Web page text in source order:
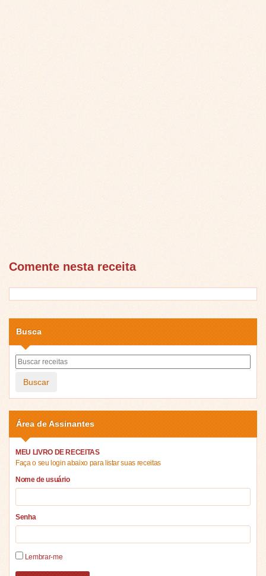
Comente nesta receita
Busca
Buscar
Área de Assinantes
MEU LIVRO DE RECEITAS
Faça o seu login abaixo para listar suas receitas
Nome de usuário
Senha
Lembrar-me